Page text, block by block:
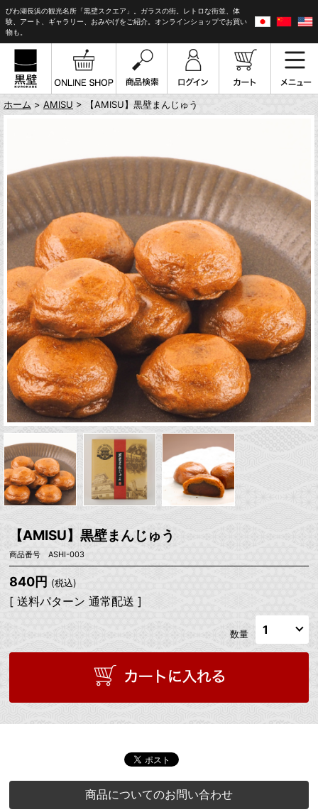
びわ湖長浜の観光名所「黒壁スクエア」。ガラスの街。レトロな街並、体
験、アート、ギャラリー、おみやげをご紹介。オンラインショップでお買い
物も。
ホーム > AMISU > 【AMISU】黒壁まんじゅう
【AMISU】黒壁まんじゅう
商品番号 ASHI-003
840円 (税込)
[ 送料パターン 通常配送 ]
数量
商品についてのお問い合わせ